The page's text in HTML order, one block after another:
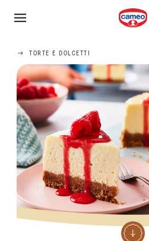
TORTE E DOLCETTI